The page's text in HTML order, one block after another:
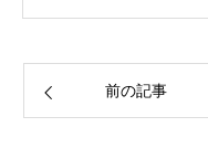
前の記事